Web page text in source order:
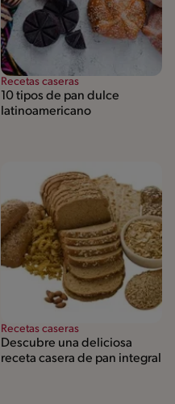
Recetas caseras
10 tipos de pan dulce
latinoamericano
Recetas caseras
Descubre una deliciosa
receta casera de pan integral